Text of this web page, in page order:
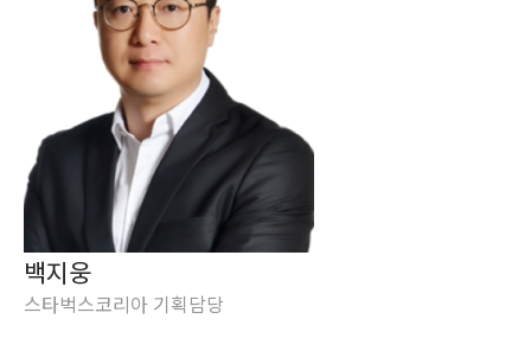
백지웅
스타벅스코리아 기획담당